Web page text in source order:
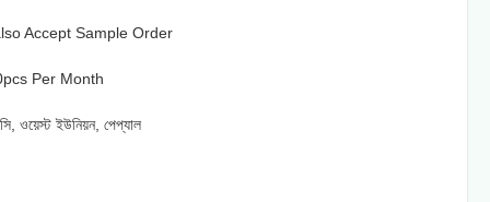
Accept Sample Order
Per Month
ওয়েস্ট ইউনিয়ন, পেপ্যাল